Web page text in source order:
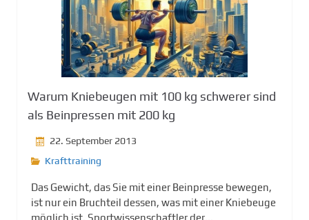
Warum Kniebeugen mit 100 kg schwerer sind
als Beinpressen mit 200 kg
22. September 2013
Krafttraining
Das Gewicht, das Sie mit einer Beinpresse bewegen,
ist nur ein Bruchteil dessen, was mit einer Kniebeuge